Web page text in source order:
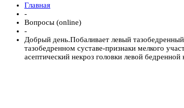
Главная
-
Вопросы (online)
-
Добрый день.Побаливает левый
тазобедренном суставе-признаки мелкого
асептический некроз головки левой